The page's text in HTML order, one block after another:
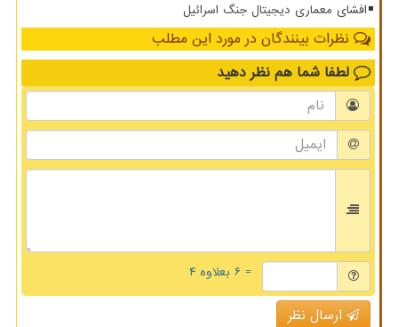
افشای معماری دیجیتال جنگ اسرائیل
نظرات بینندگان در مورد این مطلب
لطفا شما هم نظر دهید
= ۶ بعلاوه ۴
ارسال نظر